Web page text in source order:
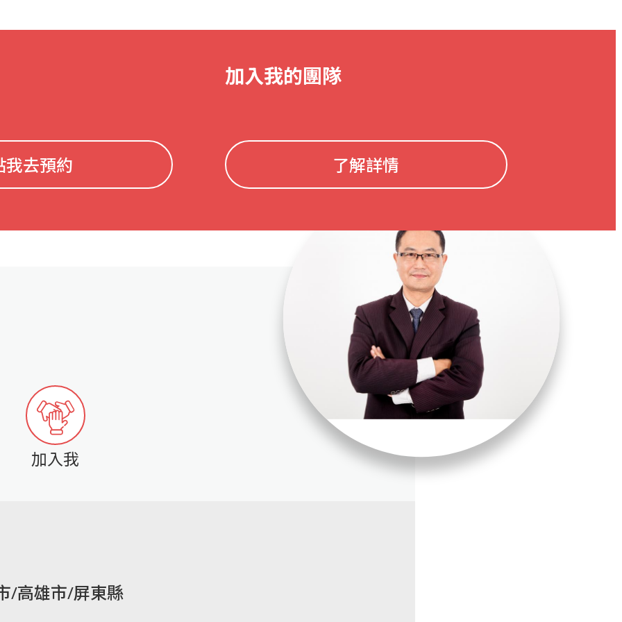
我去預約
加入我的團隊
了解詳情
加入我
/高雄市/屏東縣